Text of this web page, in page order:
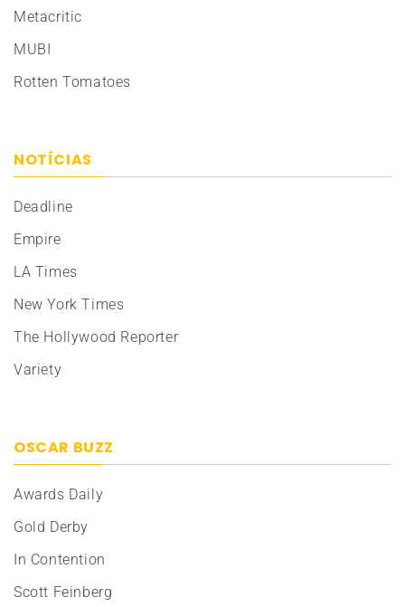
Metacritic
MUBI
Rotten Tomatoes
NOTÍCIAS
Deadline
Empire
LA Times
New York Times
The Hollywood Reporter
Variety
OSCAR BUZZ
Awards Daily
Gold Derby
In Contention
Scott Feinberg